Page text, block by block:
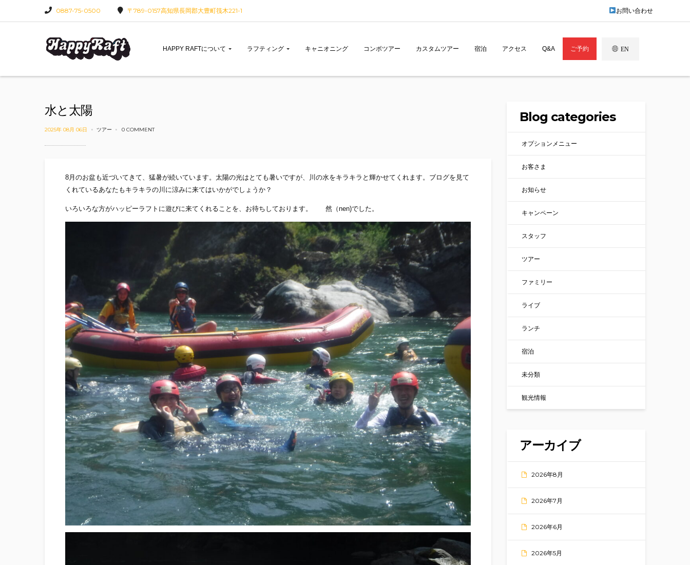
0887-75-0500 〒789-0157高知県長岡郡大豊町筏木221-1 お問い合わせ
HAPPY RAFTについて ラフティング キャニオニング コンボツアー カスタムツアー 宿泊 アクセス Q&A ご予約 EN
水と太陽
2025年 08月 06日 ツアー 0 COMMENT
8月のお盆も近づいてきて、猛暑が続いています。太陽の光はとても暑いですが、川の水をキラキラと輝かせてくれます。ブログを見て
くれているあなたもキラキラの川に涼みに来てはいかがでしょうか？
いろいろな方がハッピーラフトに遊びに来てくれることを、お待ちしております。 然（nen)でした。
Blog categories
オプションメニュー
お客さま
お知らせ
キャンペーン
スタッフ
ツアー
ファミリー
ライブ
ランチ
宿泊
未分類
観光情報
アーカイブ
2026年8月
2026年7月
2026年6月
2026年5月